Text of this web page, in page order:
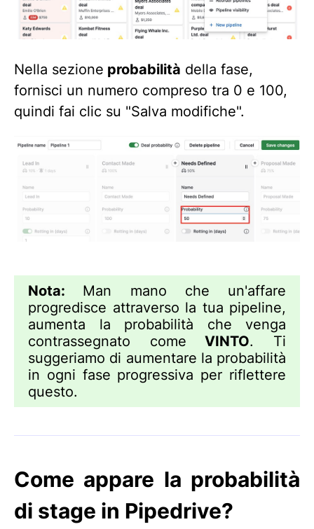
Nella sezione probabilità della fase,
fornisci un numero compreso tra 0 e 100,
quindi fai clic su "Salva modifiche".
Nota: Man mano che un'affare
progredisce attraverso la tua pipeline,
aumenta la probabilità che venga
contrassegnato come VINTO. Ti
suggeriamo di aumentare la probabilità
in ogni fase progressiva per riflettere
questo.
Come appare la probabilità
di stage in Pipedrive?